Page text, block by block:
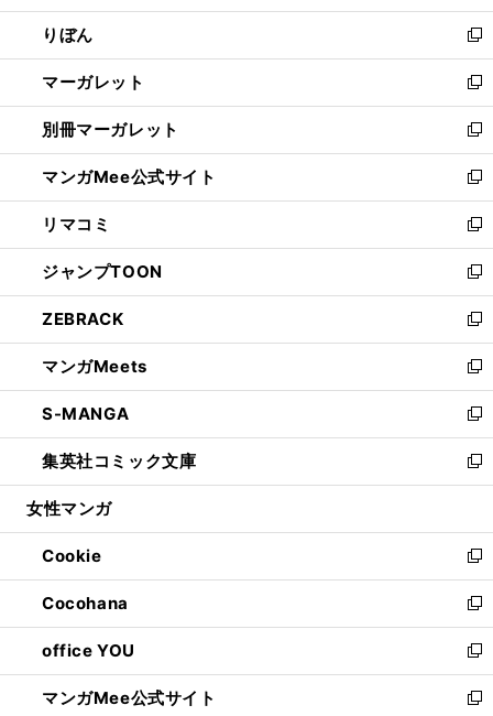
開
く
ウ
で
開
く
ン
ド
ウ
で
開
く
ウ
ィ
ン
ド
ウ
で
開
く
りぼん
新
し
い
ウ
ィ
ン
ド
ウ
で
開
く
マーガレット
新
し
い
ウ
ィ
ン
ド
ウ
で
開
く
別冊マーガレット
新
し
い
ウ
ィ
ン
ド
ウ
で
開
く
マンガMee公式サイト
新
し
い
ウ
ィ
ン
ド
ウ
で
開
く
リマコミ
新
し
い
ウ
ィ
ン
ド
ウ
で
開
く
ジャンプTOON
新
し
い
ウ
ィ
ン
ド
ウ
で
開
ZEBRACK
新
し
い
ウ
ィ
ン
ド
ウ
開
く
マンガMeets
新
し
い
ウ
ィ
ン
ウ
で
開
く
S-MANGA
新
し
い
ウ
ン
ド
ウ
で
開
く
集英社コミック文庫
新
し
ウ
ィ
ン
ド
ウ
で
開
く
女性マンガ
Cookie
新
し
い
ウ
ィ
ン
ド
Cocohana
新
し
い
ウ
ィ
office YOU
新
し
い
マンガMee公式サイト 新